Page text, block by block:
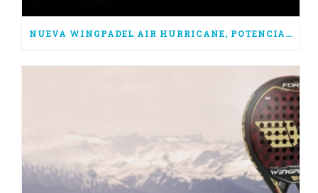
NUEVA WINGPADEL AIR HURRICANE, POTENCIA PURA